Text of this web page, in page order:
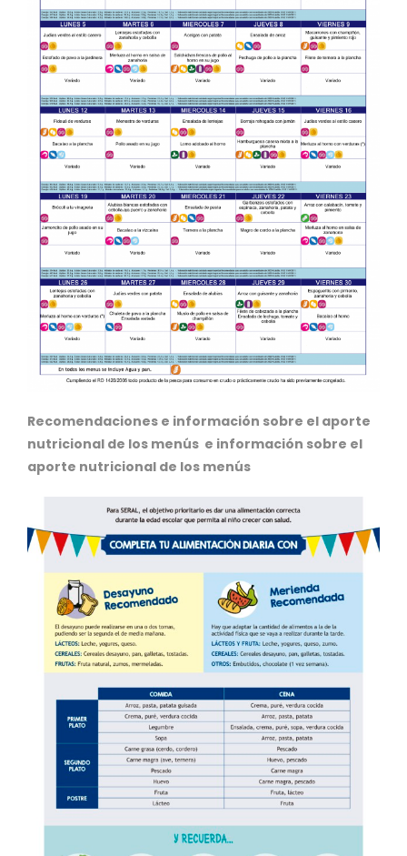
Recomendaciones e información sobre el aporte
nutricional de los menús e información sobre el
aporte nutricional de los menús